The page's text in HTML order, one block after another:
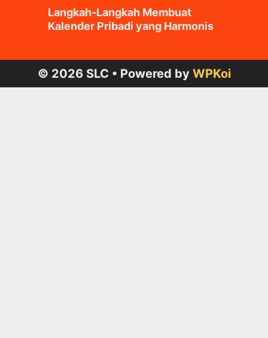
Langkah-Langkah Membuat
Kalender Pribadi yang Harmonis
© 2026 SLC • Powered by WPKoi